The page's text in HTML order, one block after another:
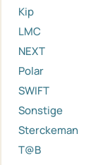
Kip
LMC
NEXT
Polar
SWIFT
Sonstige
Sterckeman
T@B